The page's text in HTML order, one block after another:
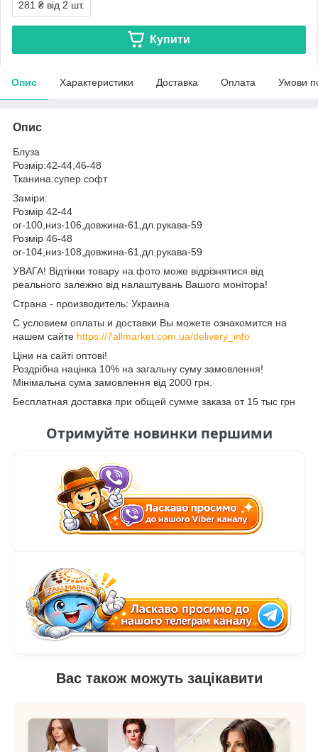
281 ₴ від 2 шт.
Купити
Опис Характеристики Доставка Оплата Умови
Опис
Блуза
Розмір:42-44,46-48
Тканина:супер софт
Заміри:
Розмір 42-44
ог-100,низ-106,довжина-61,дл.рукава-59
Розмір 46-48
ог-104,низ-108,довжина-61,дл.рукава-59
УВАГА! Відтінки товару на фото може відрізнятися від
реального залежно від налаштувань Вашого монітора!
Страна - производитель: Украина
С условием оплаты и доставки Вы можете ознакомится на
нашем сайте https://7allmarket.com.ua/delivery_info
Ціни на сайті оптові!
Роздрібна націнка 10% на загальну суму замовлення!
Мінімальна сума замовлення від 2000 грн.
Бесплатная доставка при общей сумме заказа от 15 тыс грн
Отримуйте новинки першими
Вас також можуть зацікавити